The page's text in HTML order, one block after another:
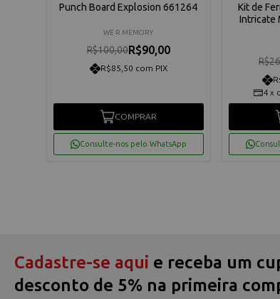
Punch Board Explosion 661264
WE R MEMORY
R$100,00R$90,00
R$85,50 com PIX
COMPRAR
Consulte-nos pelo WhatsApp
Kit de
Intricate
4 x
Cadastre-se aqui e receba um
desconto de 5% na primeira